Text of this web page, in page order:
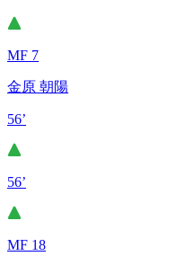
MF 7
金原 朝陽
56’
56’
MF 18